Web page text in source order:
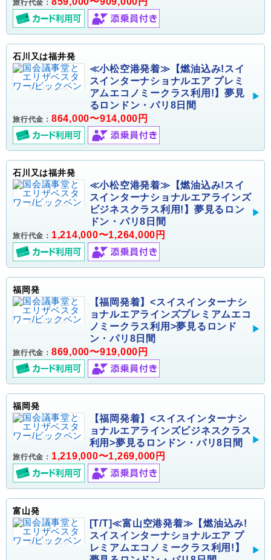
旅行代金：
石川又は福井発
≪小松空港発着≫【燃油込み!スイ
スインターナショナルエア プレミ
アムエコノミークラス利用!】夢見
るロンドン・パリ8日間
旅行代金： 864,000〜914,000円
石川又は福井発
≪小松空港発着≫【燃油込み!スイ
スインターナショナルエアラインズ
ビジネスクラス利用!】夢見るロン
ドン・パリ8日間
旅行代金： 1,214,000〜1,264,000円
福岡発
【福岡発着】<スイスインターナシ
ョナルエアラインズプレミアムエコ
ノミークラス利用>夢見るロンド
ン・パリ8日間
旅行代金： 869,000〜919,000円
福岡発
【福岡発着】<スイスインターナシ
ョナルエアラインズビジネスクラス
利用>夢見るロンドン・パリ8日間
旅行代金： 1,219,000〜1,269,000円
富山発
[T/T]≪富山空港発着≫【燃油込み!
スイスインターナショナルエア プ
レミアムエコノミークラス利用!】